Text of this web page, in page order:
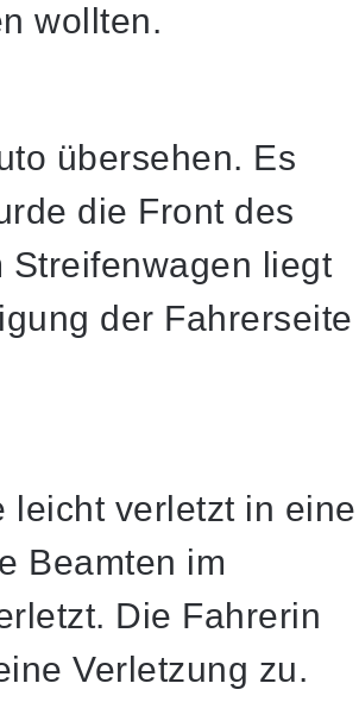
wollten.
übersehen. Es
die Front des
Streifenwagen liegt
der Fahrerseite
leicht verletzt in eine
Beamten im
Die Fahrerin
Verletzung zu.